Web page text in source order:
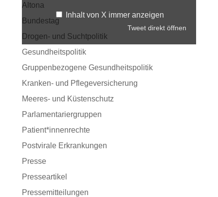
Inhalt von X immer anzeigen
Tweet direkt öffnen
Altona
Bundestag
Drogen- und Suchtpolitik
Gesundheitspolitik
Gruppenbezogene Gesundheitspolitik
Kranken- und Pflegeversicherung
Meeres- und Küstenschutz
Parlamentariergruppen
Patient*innenrechte
Postvirale Erkrankungen
Presse
Presseartikel
Pressemitteilungen